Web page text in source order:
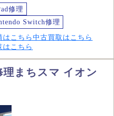
修理
Switch修理
はこちら 中古買取はこちら
はこちら
まちスマ イオン